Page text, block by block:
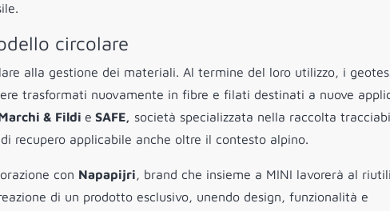
circolare
alla gestione dei materiali. Al termine del loro utilizzo, i
trasformati nuovamente in fibre e filati destinati a nuove
& Fildi e SAFE, società specializzata nella raccolta
recupero applicabile anche oltre il contesto alpino.
con Napapijri, brand che insieme a MINI lavorerà al
di un prodotto esclusivo, unendo design, funzionalità e